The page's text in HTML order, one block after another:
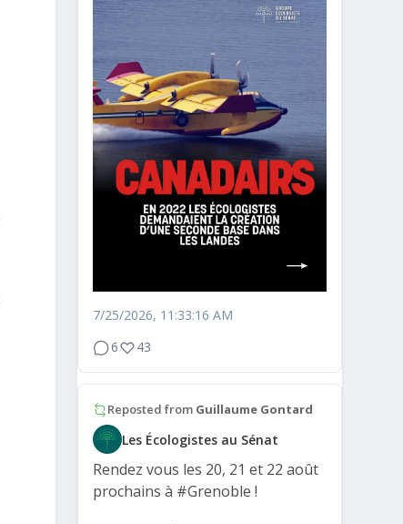
7/25/2026, 11:33:16 AM
6
43
Reposted from Guillaume Gontard
Les Écologistes au Sénat
Rendez vous les 20, 21 et 22 août
prochains à #Grenoble !